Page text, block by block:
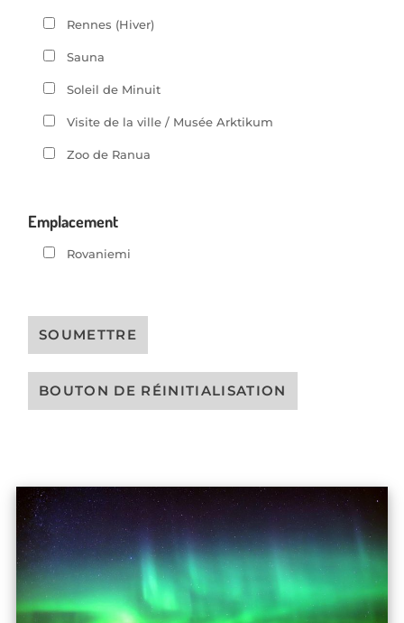
Rennes (Hiver)
Sauna
Soleil de Minuit
Visite de la ville / Musée Arktikum
Zoo de Ranua
Emplacement
Rovaniemi